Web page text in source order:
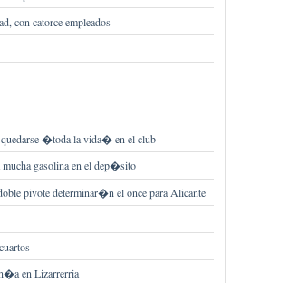
con catorce empleados
�toda la vida� en el club
mucha gasolina en el dep�sito
pivote determinar�n el once para Alicante
en Lizarrerria